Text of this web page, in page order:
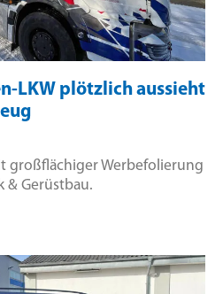
LKW plötzlich aussieht
großflächiger Werbefolierung
& Gerüstbau.